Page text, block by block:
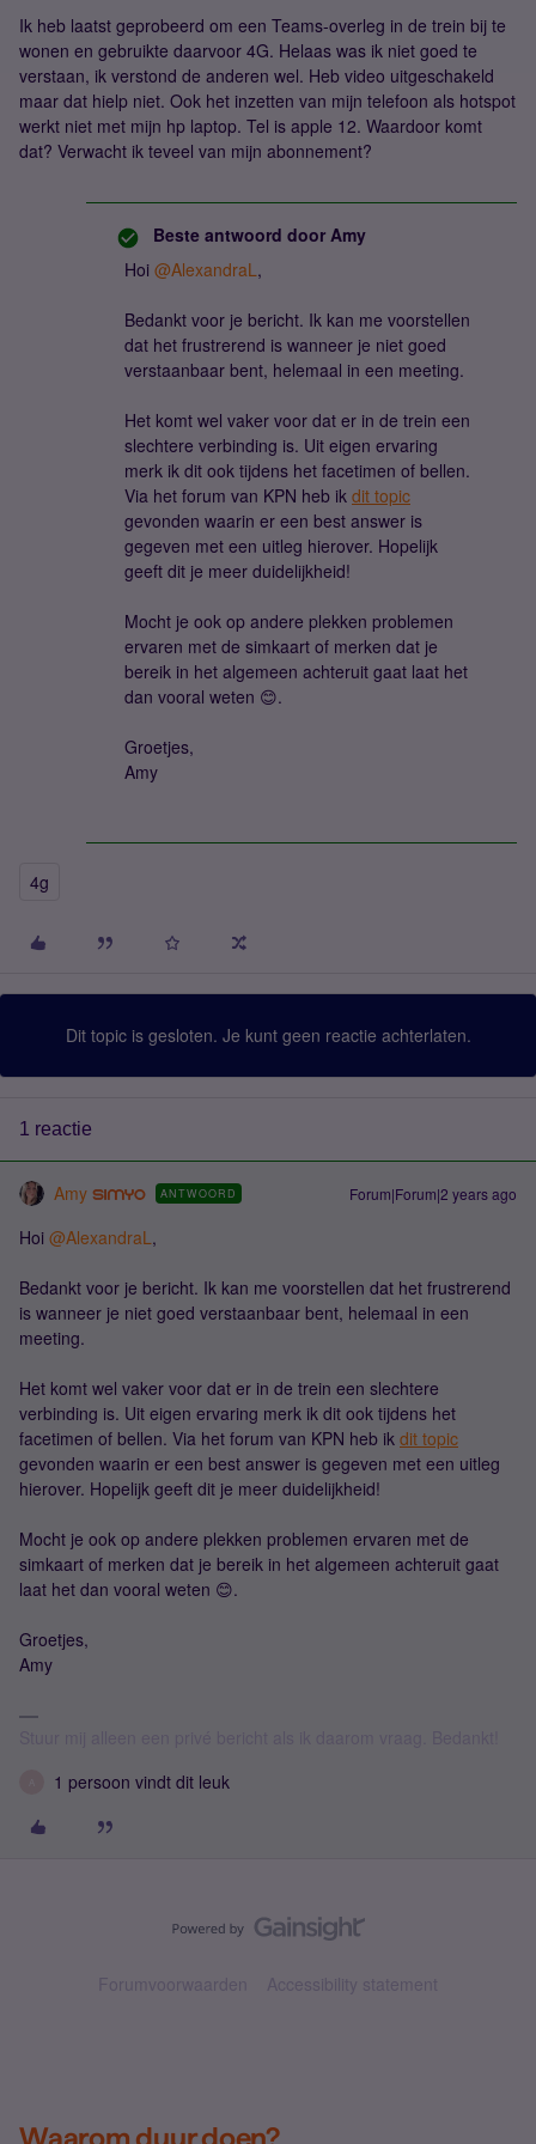
Ik heb laatst geprobeerd om een Teams-overleg in de trein bij te
wonen en gebruikte daarvoor 4G. Helaas was ik niet goed te
verstaan, ik verstond de anderen wel. Heb video uitgeschakeld
maar dat hielp niet. Ook het inzetten van mijn telefoon als hotspot
werkt niet met mijn hp laptop. Tel is apple 12. Waardoor komt
dat? Verwacht ik teveel van mijn abonnement?
Beste antwoord door Amy
Hoi @AlexandraL,
Bedankt voor je bericht. Ik kan me voorstellen
dat het frustrerend is wanneer je niet goed
verstaanbaar bent, helemaal in een meeting.
Het komt wel vaker voor dat er in de trein een
slechtere verbinding is. Uit eigen ervaring
merk ik dit ook tijdens het facetimen of bellen.
Via het forum van KPN heb ik dit topic
gevonden waarin er een best answer is
gegeven met een uitleg hierover. Hopelijk
geeft dit je meer duidelijkheid!
Mocht je ook op andere plekken problemen
ervaren met de simkaart of merken dat je
bereik in het algemeen achteruit gaat laat het
dan vooral weten 😊.
Groetjes,
Amy
4g
Dit topic is gesloten. Je kunt geen reactie achterlaten.
1 reactie
Amy ANTWOORD Forum|Forum|2 years ago
Hoi @AlexandraL,
Bedankt voor je bericht. Ik kan me voorstellen dat het frustrerend
is wanneer je niet goed verstaanbaar bent, helemaal in een
meeting.
Het komt wel vaker voor dat er in de trein een slechtere
verbinding is. Uit eigen ervaring merk ik dit ook tijdens het
facetimen of bellen. Via het forum van KPN heb ik dit topic
gevonden waarin er een best answer is gegeven met een uitleg
hierover. Hopelijk geeft dit je meer duidelijkheid!
Mocht je ook op andere plekken problemen ervaren met de
simkaart of merken dat je bereik in het algemeen achteruit gaat
laat het dan vooral weten 😊.
Groetjes,
Amy
1 persoon vindt dit leuk
Forumvoorwaarden Accessibility statement
Waarom duur doen?